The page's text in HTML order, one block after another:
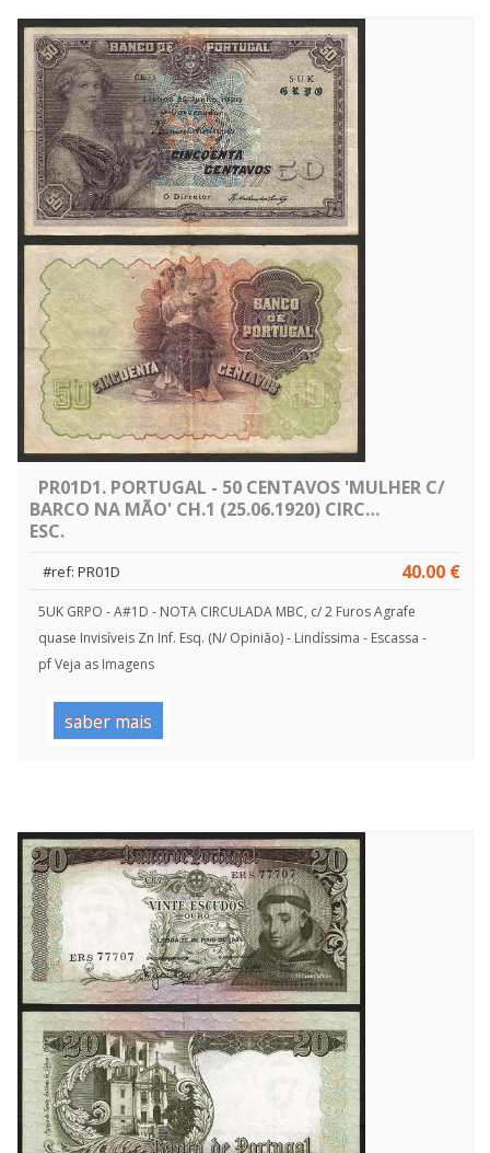
PR01D1. PORTUGAL - 50 CENTAVOS 'MULHER C/
BARCO NA MÃO' CH.1 (25.06.1920) CIRC…
ESC.
40.00 €
#ref: PR01D
5UK GRPO - A#1D - NOTA CIRCULADA MBC, c/ 2 Furos Agrafe
quase Invisíveis Zn Inf. Esq. (N/ Opinião) - Lindíssima - Escassa -
pf Veja as Imagens
saber mais